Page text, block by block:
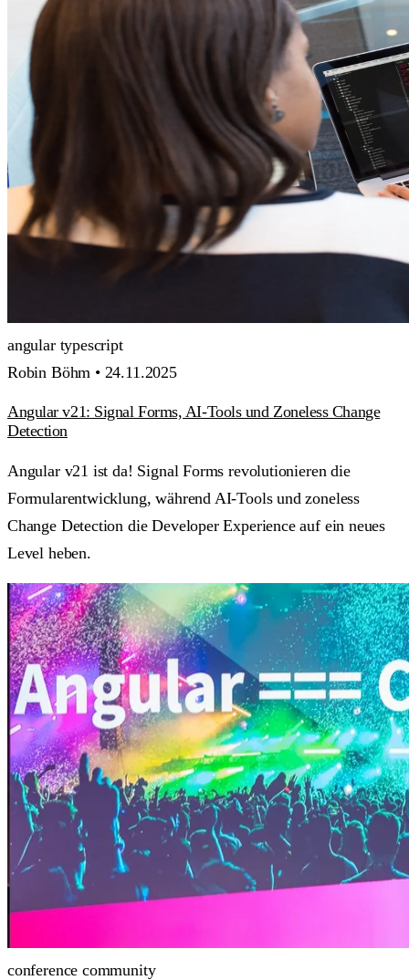
angular typescript
Robin Böhm • 24.11.2025
Angular v21: Signal Forms, AI-Tools und Zoneless Change
Detection
Angular v21 ist da! Signal Forms revolutionieren die
Formularentwicklung, während AI-Tools und zoneless
Change Detection die Developer Experience auf ein neues
Level heben.
conferencecommunity